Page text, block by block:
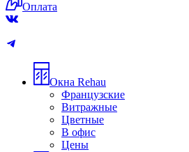
Оплата
Окна Rehau
Французские
Витражные
Цветные
В офис
Цены